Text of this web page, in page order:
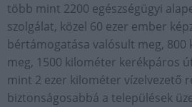
több mint 2200 egészségügyi
szolgálat, közel 60 ezer ember
bértámogatása valósult meg,
meg, 1500 kilométer kerékpáros
mint 2 ezer kilométer vízelvezető
biztonságosabbá a települések